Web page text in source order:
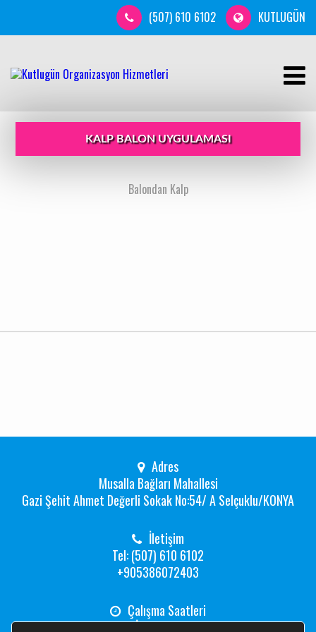
(507) 610 6102 KUTLUGÜN
KALP BALON UYGULAMASI
Balondan Kalp
Adres
Musalla Bağları Mahallesi
Gazi Şehit Ahmet Değerli Sokak No:54/ A Selçuklu/KONYA
İletişim
Tel: (507) 610 6102
+905386072403
Çalışma Saatleri
Hafta İçi: 08:00 -19:00